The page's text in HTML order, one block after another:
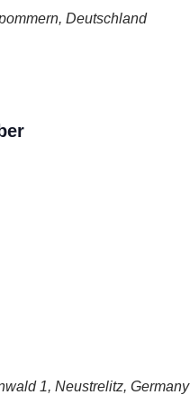
Deutschland
1, Neustrelitz, Germany